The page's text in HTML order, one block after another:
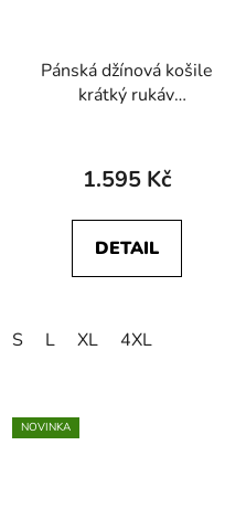
Pánská džínová košile
krátký rukáv
WESTERN SHIRT Mid
Light Wash
1.595 Kč
DETAIL
S L XL 4XL
NOVINKA